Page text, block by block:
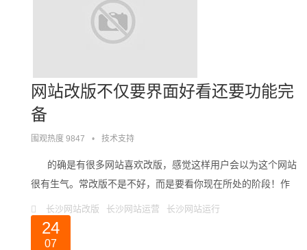
网站改版不仅要界面好看还要功能完
备
围观热度 9847 • 技术支持
的确是有很多网站喜欢改版，感觉这样用户会以为这个网站
很有生气。常改版不是不好，而是要看你现在所处的阶段！作
为个人网站，今天心情爽想换个版面，明天心情。。。
长沙网站改版 长沙网站运营 长沙网站运行
24
07